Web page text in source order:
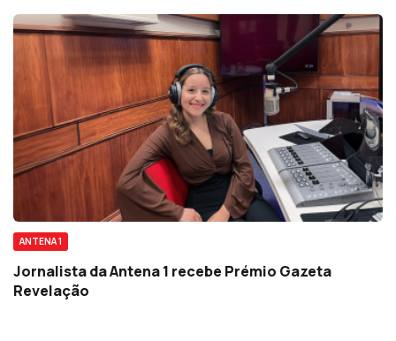
ANTENA 1
Jornalista da Antena 1 recebe Prémio Gazeta
Revelação